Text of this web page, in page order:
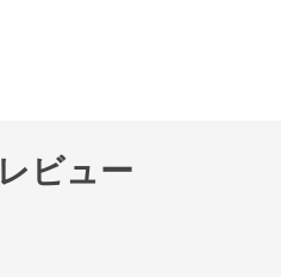
レビュー